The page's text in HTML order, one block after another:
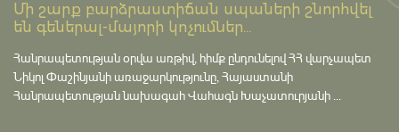
Մի շարք բարձրաստիճան սպաների շնորհվել
են գեներալ-մայորի կոչումներ...
Հանրապետության օրվա առթիվ, հիմք ընդունելով ՀՀ վարչապետ
Նիկոլ Փաշինյանի առաջարկությունը, Հայաստանի
Հանրապետության նախագահ Վահագն Խաչատուրյանի ...